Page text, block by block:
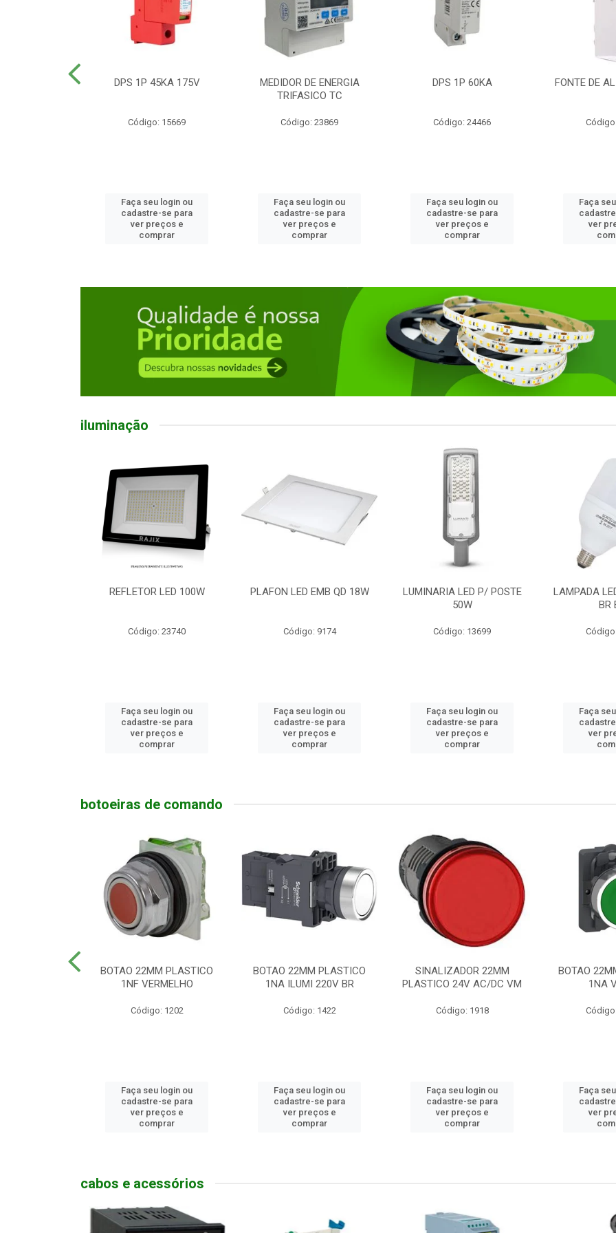
DPS 1P 45KA 175V
Código: 15669
Faça seu login ou
cadastre-se para
ver preços e
comprar
MEDIDOR DE ENERGIA
TRIFASICO TC
Código: 23869
Faça seu login ou
cadastre-se para
ver preços e
comprar
DPS 1P 60KA
Código: 24466
Faça seu login ou
cadastre-se para
ver preços e
comprar
FONTE DE
Faça
ver
iluminação
PLAFON LED EMB QD 18W
Código: 9174
Faça seu login ou
cadastre-se para
ver preços e
comprar
LUMINARIA LED P/ POSTE
Código: 13699
Faça seu login ou
cadastre-se para
ver preços e
comprar
LAMPADA LED BULBO 50W
BR E27
Código: 10686
Faça seu login ou
cadastre-se para
ver preços e
comprar
Faça
ver
botoeiras de comando
BOTAO 22MM PLASTICO
1NF VERMELHO
Código: 1202
Faça seu login ou
cadastre-se para
ver preços e
comprar
BOTAO 22MM PLASTICO
1NA ILUMI 220V BR
Código: 1422
Faça seu login ou
cadastre-se para
ver preços e
comprar
SINALIZADOR 22MM
PLASTICO 24V AC/DC VM
Código: 1918
Faça seu login ou
cadastre-se para
ver preços e
comprar
BOTAO
1NA
Faça
ver
cabos e acessórios